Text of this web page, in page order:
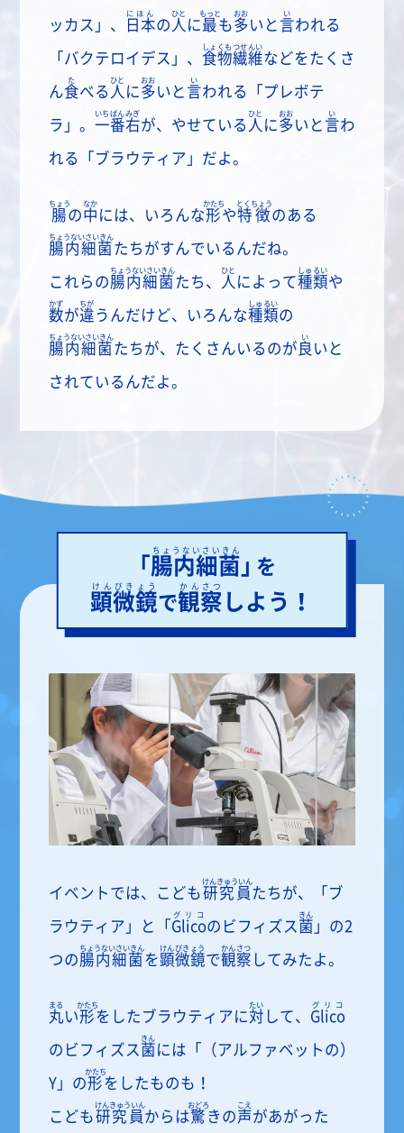
ッカス」、 日本
にほん
の 人
ひと
に最
もっと
も多
おお
いと 言
い
われる
「バクテロイデス」、 食物繊維
しょくもつせんい
などをたくさ
ん食
た
べる 人
ひと
に多
おお
いと 言
い
われる「プレボテ
ラ」。 一番右
いちばんみぎ
が、やせている 人
ひと
に多
おお
いと 言
い
わ
れる「ブラウティア」だよ。
腸
ちょう
の中
なか
には、いろんな形
かたち
や特徴
とくちょう
のある
腸内細菌
ちょうないさいきん
たちがすんでいるんだね。
これらの腸内細菌
ちょうないさいきん
たち、 人
ひと
によって種類
しゅるい
や
数
かず
が違
ちが
うんだけど、いろんな種類
しゅるい
の
腸内細菌
ちょうないさいきん
たちが、たくさんいるのが 良
い
いと
されているんだよ。
「 腸内細菌
ちょうないさいきん
」を
顕微鏡
けんびきょう
で観察
かんさつ
しよう！
イベントでは、こども研究員
けんきゅういん
たちが、「ブ
ラウティア」と「 Glico
グリコ
のビフィズス 菌
きん
」の2
つの腸内細菌
ちょうないさいきん
を顕微鏡
けんびきょう
で観察
かんさつ
してみたよ。
丸
まる
い形
かたち
をしたブラウティアに対
たい
して、 Glico
グリコ
のビフィズス 菌
きん
には「（アルファベットの）
Y」の形
かたち
をしたものも！
こども研究員
けんきゅういん
からは驚
おどろ
きの声
こえ
があがった